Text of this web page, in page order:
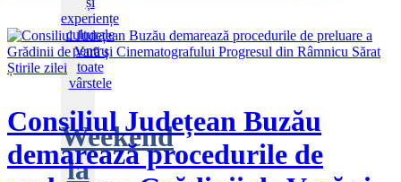
Weekend
la
Știrile zilei
Consiliul Județean Buzău
demarează procedurile de